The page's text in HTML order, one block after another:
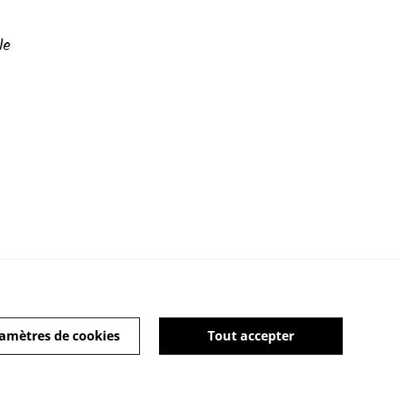
Tout accepter
de cookies